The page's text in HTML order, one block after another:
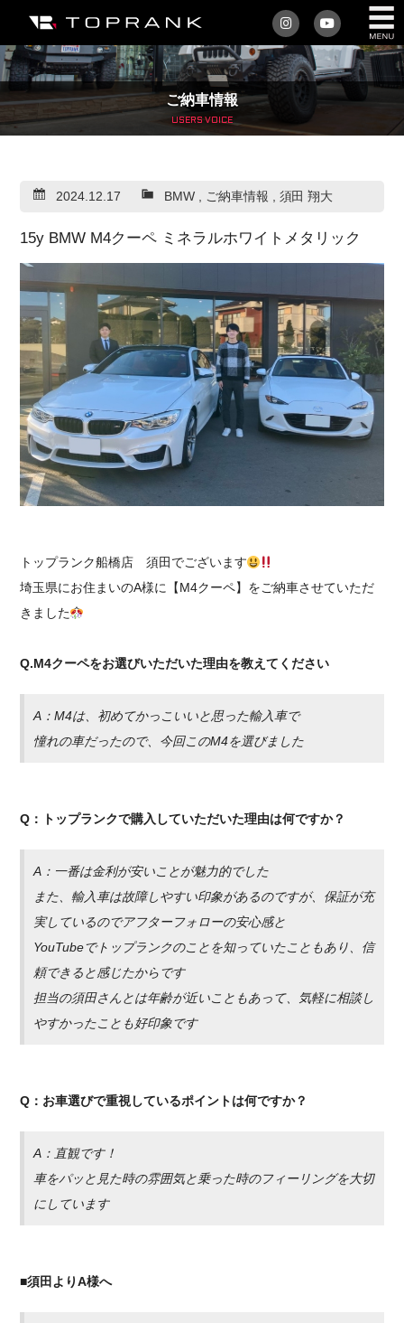
私たちについて
車を買う
アフターサービス
車を売る
店舗/スタッフ情報
インフォメーション
トップランク・マガジン
採用情報
ご納車情報
USERS VOICE
2024.12.17 BMW, ご納車情報 , 須田 翔大
15y BMW M4クーペ ミネラルホワイトメタリック
トップランク船橋店 須田でございます
埼玉県にお住まいのA様に【M4クーペ】をご納車させていただ
きました
Q.M4クーペをお選びいただいた理由を教えてください
A：M4は、初めてかっこいいと思った輸入車で
憧れの車だったので、今回このM4を選びました
Q：トップランクで購入していただいた理由は何ですか？
A：一番は金利が安いことが魅力的でした
また、輸入車は故障しやすい印象があるのですが、保証が充
実しているのでアフターフォローの安心感と
YouTubeでトップランクのことを知っていたこともあり、信
頼できると感じたからです
担当の須田さんとは年齢が近いこともあって、気軽に相談し
やすかったことも好印象です
Q：お車選びで重視しているポイントは何ですか？
A：直観です！
車をパッと見た時の雰囲気と乗った時のフィーリングを大切
にしています
■須田よりA様へ